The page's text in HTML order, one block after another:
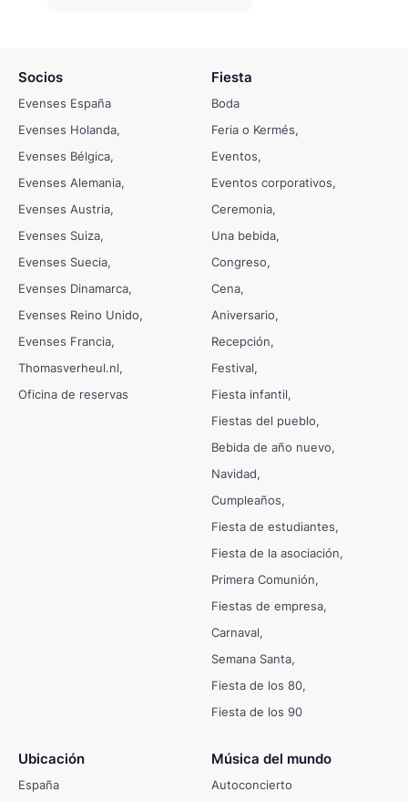
Socios
Evenses España
Evenses Holanda
Evenses Bélgica
Evenses Alemania
Evenses Austria
Evenses Suiza
Evenses Suecia
Evenses Dinamarca
Evenses Reino Unido
Evenses Francia
Thomasverheul.nl
Oficina de reservas
Fiesta
Boda
Feria o Kermés
Eventos
Eventos corporativos
Ceremonia
Una bebida
Congreso
Cena
Aniversario
Recepción
Festival
Fiesta infantil
Fiestas del pueblo
Bebida de año nuevo
Navidad
Cumpleaños
Fiesta de estudiantes
Fiesta de la asociación
Primera Comunión
Fiestas de empresa
Carnaval
Semana Santa
Fiesta de los 80
Fiesta de los 90
Ubicación
España
Música del mundo
Autoconcierto